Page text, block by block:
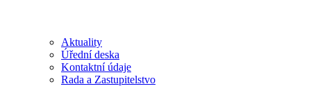
Aktuality
Úřední deska
Kontaktní údaje
Rada a Zastupitelstvo